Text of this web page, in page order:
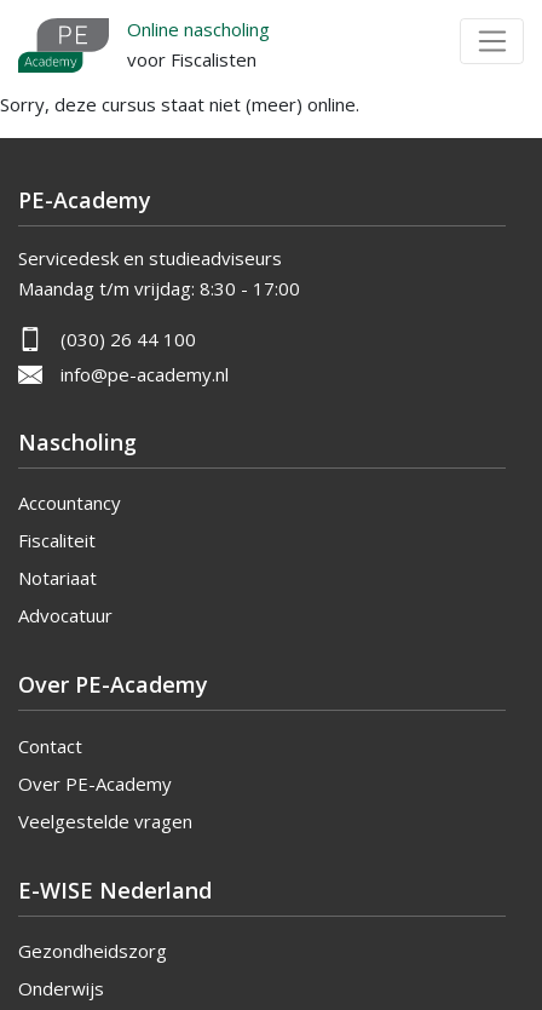
Overslaan
naar
de
inhoud
Online nascholing
voor Fiscalisten
Sorry, deze cursus staat niet (meer) online.
PE-Academy
Servicedesk en studieadviseurs
Maandag t/m vrijdag: 8:30 - 17:00
(030) 26 44 100
info@pe-academy.nl
Nascholing
Accountancy
Fiscaliteit
Notariaat
Advocatuur
Over PE-Academy
Contact
Over PE-Academy
Veelgestelde vragen
E-WISE Nederland
Gezondheidszorg
Onderwijs